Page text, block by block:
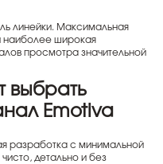
линейки. Максимальная
наиболее широкая
просмотра значительной
выбрать
Emotiva
разработка с минимальной
детально и без